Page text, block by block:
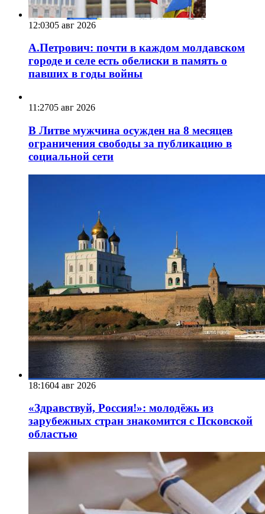
12:0305 авг 2026
А.Петрович: почти в каждом молдавском
городе и селе есть обелиски в память о
павших в годы войны
11:2705 авг 2026
В Литве мужчина осужден на 8 месяцев
ограничения свободы за публикацию в
социальной сети
18:1604 авг 2026
«Здравствуй, Россия!»: молодёжь из
зарубежных стран знакомится с Псковской
областью